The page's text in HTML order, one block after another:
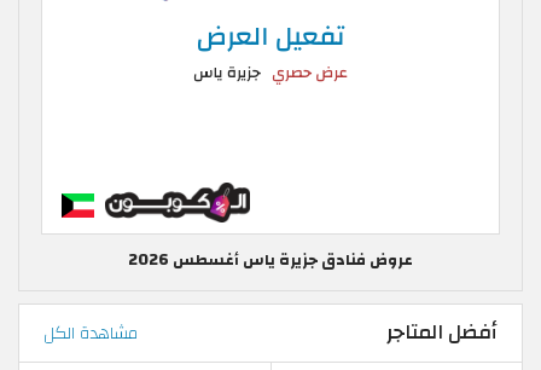
عروض فنادق جزيرة ياس أغسطس 2026
أفضل المتاجر مشاهدة الكل